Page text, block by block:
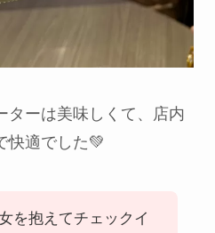
ターは美味しくて、店内
快適でした💚
を抱えてチェックイ